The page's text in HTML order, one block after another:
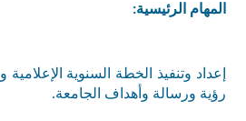
المهام الرئيسية:
إعداد وتنفيذ الخطة السنوية
رؤية ورسالة وأهداف الجامعة.